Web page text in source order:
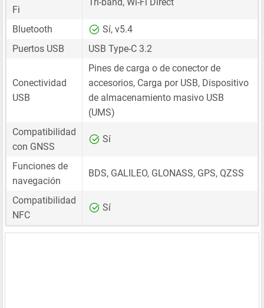
Fi
Bluetooth
Sí, v5.4
Puertos USB
USB Type-C 3.2
Conectividad
USB
Pines de carga o de conector de
accesorios, Carga por USB, Dispositivo
de almacenamiento masivo USB
(UMS)
Compatibilidad
con GNSS
Sí
Funciones de
navegación
BDS, GALILEO, GLONASS, GPS, QZSS
Compatibilidad
NFC
Sí